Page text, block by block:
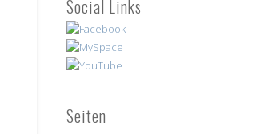
Social Links
Seiten